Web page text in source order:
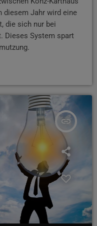
diesem Jahr wird eine
die sich nur bei
Dieses System spart
insert_link